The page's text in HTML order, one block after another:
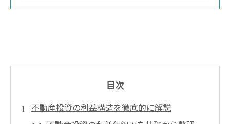
目次
不動産投資の利益構造を徹底的に解説